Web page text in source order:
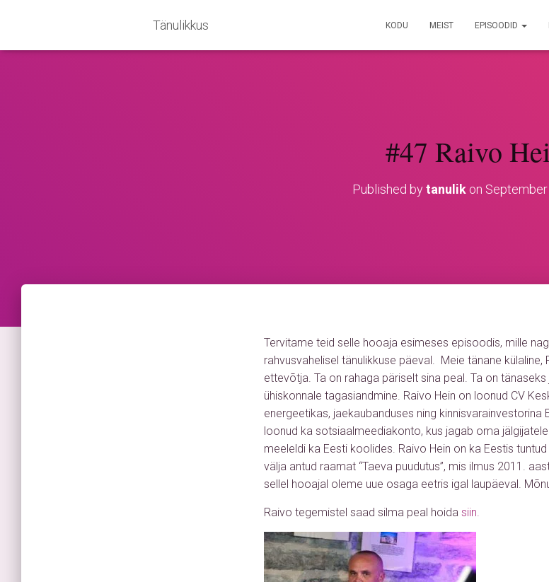
Tänulikkus KODU MEIST EPISOODID
#47 Raivo
Published bytanulik on
Tervitame teid selle hooaja esimeses episoodis, mille
rahvusvahelisel tänulikkuse päeval. Meie tänane
ettevõtja. Ta on rahaga päriselt sina peal. Ta on
ühiskonnale tagasiandmine. Raivo Hein on loonud CV
energeetikas, jaekaubanduses ning
loonud ka sotsiaalmeediakonto, kus jagab oma
meeleldi ka Eesti koolides. Raivo Hein on ka Eestis
välja antud raamat “Taeva puudutus”, mis ilmus 2011.
sellel hooajal oleme uue osaga eetris igal laupäeval.
Raivo tegemistel saad silma peal hoidasiin.